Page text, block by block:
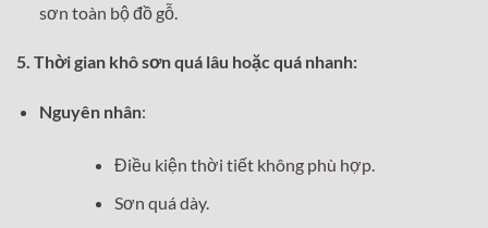
sơn toàn bộ đồ gỗ.
5. Thời gian khô sơn quá lâu hoặc quá nhanh:
Nguyên nhân:
Điều kiện thời tiết không phù hợp.
Sơn quá dày.